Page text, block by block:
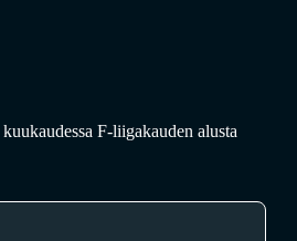
F-liigakauden alusta